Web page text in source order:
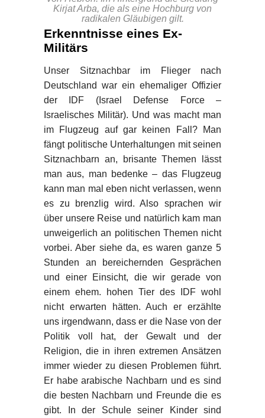
Kirjat Arba, die als eine Hochburg von
radikalen Gläubigen gilt.
Erkenntnisse eines Ex-
Militärs
Unser Sitznachbar im Flieger nach
Deutschland war ein ehemaliger Offizier
der IDF (Israel Defense Force –
Israelisches Militär). Und was macht man
im Flugzeug auf gar keinen Fall? Man
fängt politische Unterhaltungen mit seinen
Sitznachbarn an, brisante Themen lässt
man aus, man bedenke – das Flugzeug
kann man mal eben nicht verlassen, wenn
es zu brenzlig wird. Also sprachen wir
über unsere Reise und natürlich kam man
unweigerlich an politischen Themen nicht
vorbei. Aber siehe da, es waren ganze 5
Stunden an bereichernden Gesprächen
und einer Einsicht, die wir gerade von
einem ehem. hohen Tier des IDF wohl
nicht erwarten hätten. Auch er erzählte
uns irgendwann, dass er die Nase von der
Politik voll hat, der Gewalt und der
Religion, die in ihren extremen Ansätzen
immer wieder zu diesen Problemen führt.
Er habe arabische Nachbarn und es sind
die besten Nachbarn und Freunde die es
gibt. In der Schule seiner Kinder sind